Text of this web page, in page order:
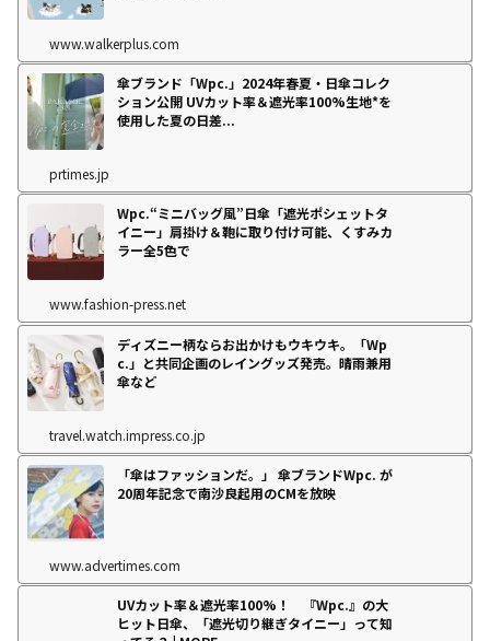
www.walkerplus.com
傘ブランド「Wpc.」2024年春夏・日傘コレク
ション公開 UVカット率＆遮光率100%生地*を
使用した夏の日差...
prtimes.jp
Wpc.“ミニバッグ風”日傘「遮光ポシェットタ
イニー」肩掛け＆鞄に取り付け可能、くすみカ
ラー全5色で
www.fashion-press.net
ディズニー柄ならお出かけもウキウキ。「Wp
c.」と共同企画のレイングッズ発売。晴雨兼用
傘など
travel.watch.impress.co.jp
「傘はファッションだ。」 傘ブランドWpc. が
20周年記念で南沙良起用のCMを放映
www.advertimes.com
UVカット率＆遮光率100%！ 『Wpc.』の大
ヒット日傘、「遮光切り継ぎタイニー」って知